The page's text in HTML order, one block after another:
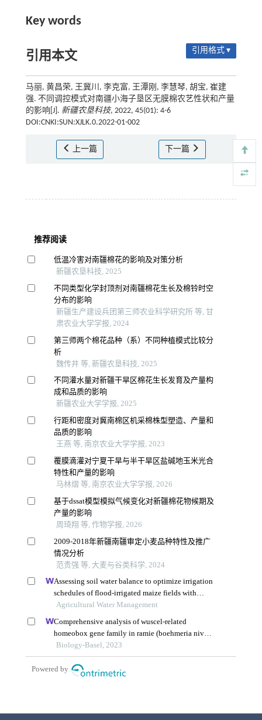
Key words
引用本文 引用格式 ▾
马丽, 黄昌荣, 王冀川, 李克富, 王潭刚, 李慧琴, 胡宝, 崔建
强. 不同调控模式对南疆小海子垦区无膜棉农艺性状和产量
的影响[J]. 新疆农垦科技, 2022, 45(01): 4-6
DOI:CNKI:SUN:XJLK.0.2022-01-002
上一篇 下一篇